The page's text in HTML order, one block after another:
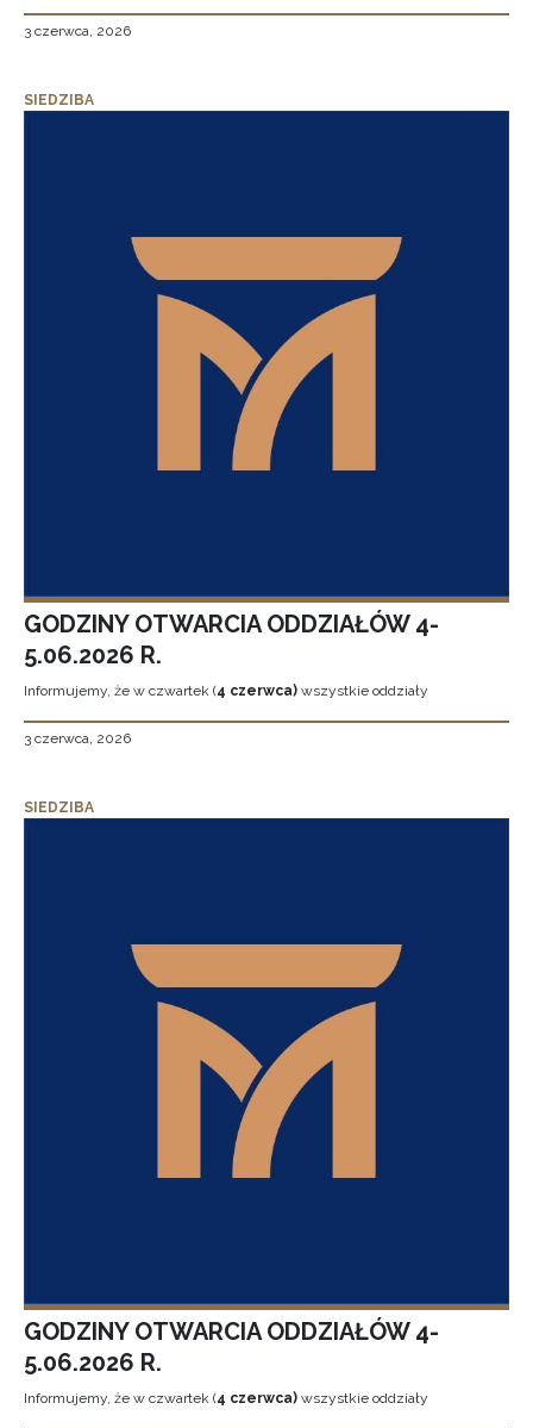
3 czerwca, 2026
SIEDZIBA
GODZINY OTWARCIA ODDZIAŁÓW 4-
5.06.2026 R.
Informujemy, że w czwartek (4 czerwca) wszystkie oddziały
3 czerwca, 2026
SIEDZIBA
GODZINY OTWARCIA ODDZIAŁÓW 4-
5.06.2026 R.
Informujemy, że w czwartek (4 czerwca) wszystkie oddziały